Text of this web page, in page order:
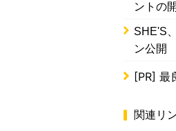
ントの
SHE'S
ン公開
[PR] 最
関連リ